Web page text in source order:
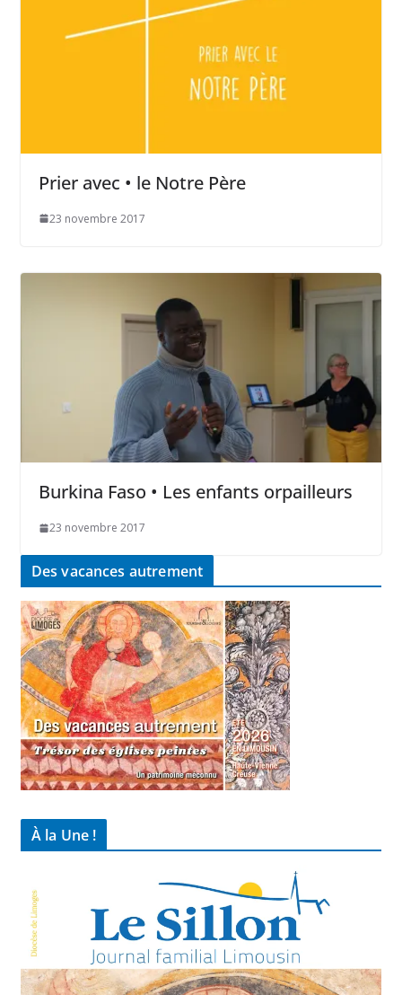
Prier avec • le Notre Père
23 novembre 2017
Burkina Faso • Les enfants orpailleurs
23 novembre 2017
Des vacances autrement
À la Une !